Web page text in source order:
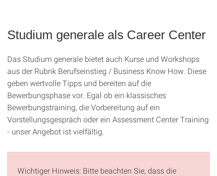
Studium generale als Career Center
Das Studium generale bietet auch Kurse und Workshops
aus der Rubrik Berufseinstieg / Business Know How. Diese
geben wertvolle Tipps und bereiten auf die
Bewerbungsphase vor. Egal ob ein klassisches
Bewerbungstraining, die Vorbereitung auf ein
Vorstellungsgespräch oder ein Assessment Center Training
- unser Angebot ist vielfältig.
Wichtiger Hinweis: Bitte beachten Sie, dass die